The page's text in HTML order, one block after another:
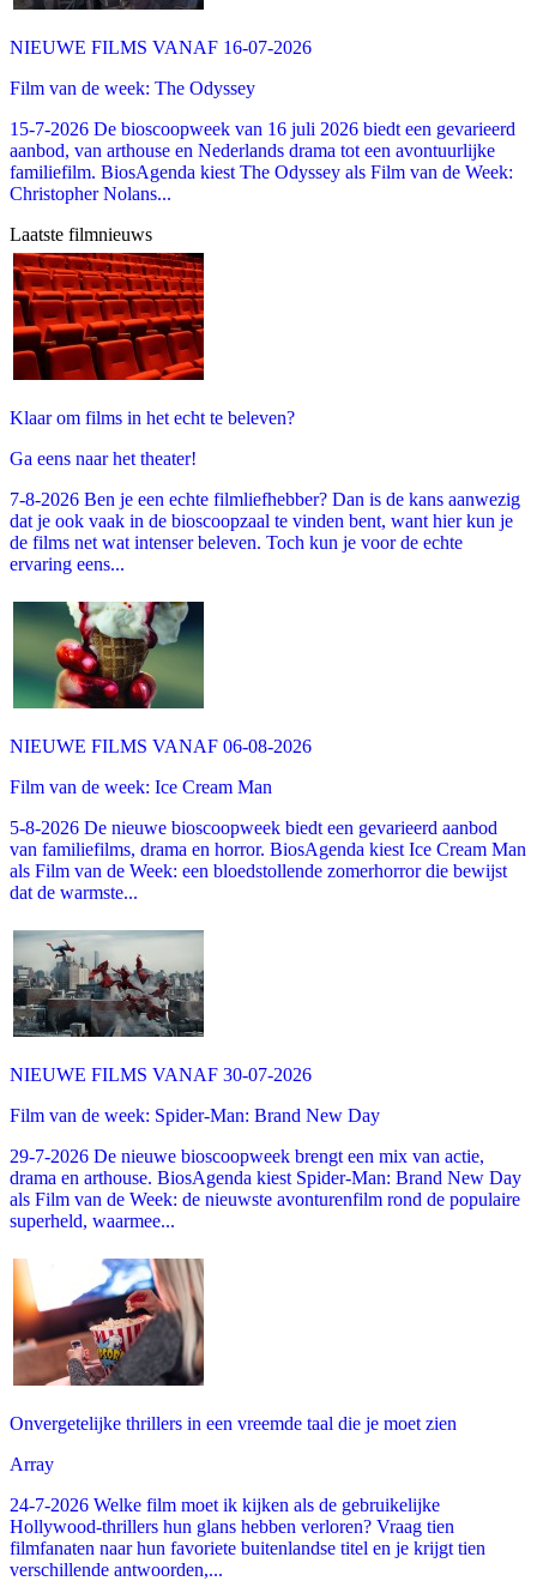
NIEUWE FILMS VANAF 16-07-2026
Film van de week: The Odyssey
15-7-2026 De bioscoopweek van 16 juli 2026 biedt een gevarieerd
aanbod, van arthouse en Nederlands drama tot een avontuurlijke
familiefilm. BiosAgenda kiest The Odyssey als Film van de Week:
Christopher Nolans...
Laatste filmnieuws
Klaar om films in het echt te beleven?
Ga eens naar het theater!
7-8-2026 Ben je een echte filmliefhebber? Dan is de kans aanwezig
dat je ook vaak in de bioscoopzaal te vinden bent, want hier kun je
de films net wat intenser beleven. Toch kun je voor de echte
ervaring eens...
NIEUWE FILMS VANAF 06-08-2026
Film van de week: Ice Cream Man
5-8-2026 De nieuwe bioscoopweek biedt een gevarieerd aanbod
van familiefilms, drama en horror. BiosAgenda kiest Ice Cream Man
als Film van de Week: een bloedstollende zomerhorror die bewijst
dat de warmste...
NIEUWE FILMS VANAF 30-07-2026
Film van de week: Spider-Man: Brand New Day
29-7-2026 De nieuwe bioscoopweek brengt een mix van actie,
drama en arthouse. BiosAgenda kiest Spider-Man: Brand New Day
als Film van de Week: de nieuwste avonturenfilm rond de populaire
superheld, waarmee...
Onvergetelijke thrillers in een vreemde taal die je moet zien
Array
24-7-2026 Welke film moet ik kijken als de gebruikelijke
Hollywood-thrillers hun glans hebben verloren? Vraag tien
filmfanaten naar hun favoriete buitenlandse titel en je krijgt tien
verschillende antwoorden,...